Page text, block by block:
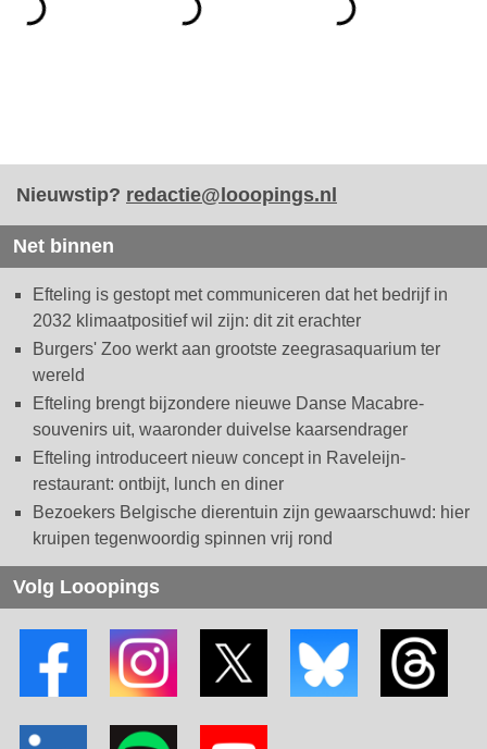
Nieuwstip? redactie@looopings.nl
Net binnen
Efteling is gestopt met communiceren dat het bedrijf in
2032 klimaatpositief wil zijn: dit zit erachter
Burgers' Zoo werkt aan grootste zeegrasaquarium ter
wereld
Efteling brengt bijzondere nieuwe Danse Macabre-
souvenirs uit, waaronder duivelse kaarsendrager
Efteling introduceert nieuw concept in Raveleijn-
restaurant: ontbijt, lunch en diner
Bezoekers Belgische dierentuin zijn gewaarschuwd: hier
kruipen tegenwoordig spinnen vrij rond
Volg Looopings